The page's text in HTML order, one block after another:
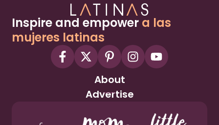
Inspire and empower a las
mujeres latinas
About
Advertise